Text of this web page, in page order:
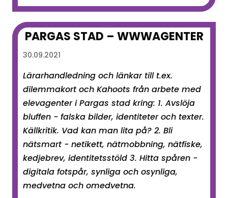
PARGAS STAD – WWWAGENTER
30.09.2021
Lärarhandledning och länkar till t.ex.
dilemmakort och Kahoots från arbete med
elevagenter i Pargas stad kring: 1. Avslöja
bluffen - falska bilder, identiteter och texter.
Källkritik. Vad kan man lita på? 2. Bli
nätsmart - netikett, nätmobbning, nätfiske,
kedjebrev, identitetsstöld 3. Hitta spåren -
digitala fotspår, synliga och osynliga,
medvetna och omedvetna.